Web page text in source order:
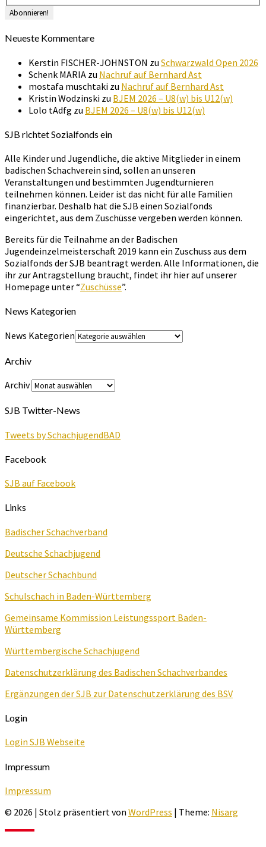
Neueste Kommentare
Kerstin FISCHER-JOHNSTON zu Schwarzwald Open 2026
Schenk MARIA zu Nachruf auf Bernhard Ast
mostafa muschtaki zu Nachruf auf Bernhard Ast
Kristin Wodzinski zu BJEM 2026 – U8(w) bis U12(w)
Lolo tAdfg zu BJEM 2026 – U8(w) bis U12(w)
SJB richtet Sozialfonds ein
Alle Kinder und Jugendliche, die aktive Mitglieder in einem
badischen Schachverein sind, sollen an unseren
Veranstaltungen und bestimmten Jugendturnieren
teilnehmen können. Leider ist das nicht für alle Familien
finanzierbar. Deshalb hat die SJB einen Sozialfonds
eingerichtet, aus dem Zuschüsse vergeben werden können.
Bereits für die Teilnahme an der Badischen
Jugendeinzelmeisterschaft 2019 kann ein Zuschuss aus dem
Sozialfonds der SJB beantragt werden. Alle Informationen, die
ihr zur Antragstellung braucht, findet ihr hier auf unserer
Homepage unter “Zuschüsse”.
News Kategorien
News Kategorien
Archiv
Archiv
SJB Twitter-News
Tweets by SchachjugendBAD
Facebook
SJB auf Facebook
Links
Badischer Schachverband
Deutsche Schachjugend
Deutscher Schachbund
Schulschach in Baden-Württemberg
Gemeinsame Kommission Leistungssport Baden-
Württemberg
Württembergische Schachjugend
Datenschutzerklärung des Badischen Schachverbandes
Ergänzungen der SJB zur Datenschutzerklärung des BSV
Login
Login SJB Webseite
Impressum
Impressum
© 2026 | Stolz präsentiert von WordPress | Theme: Nisarg